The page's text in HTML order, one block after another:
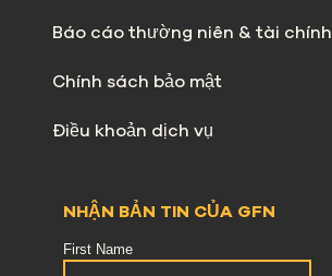
Báo cáo thường niên & tài chính
Chính sách bảo mật
Điều khoản dịch vụ
NHẬN BẢN TIN CỦA GFN